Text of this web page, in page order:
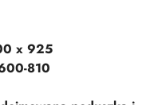
x 925
810